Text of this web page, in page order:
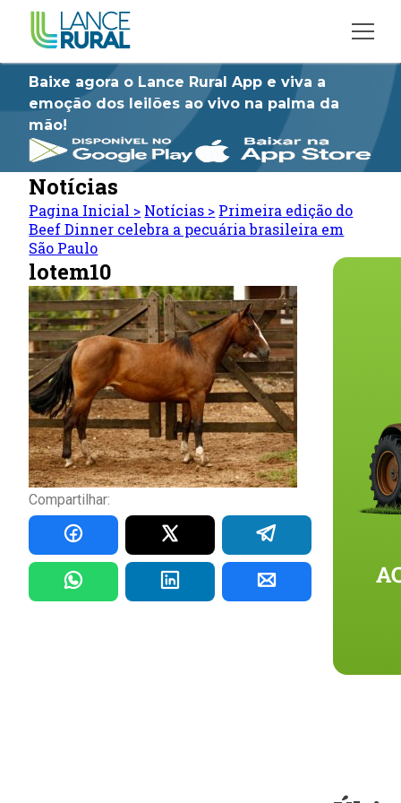
Baixe agora o Lance Rural App e viva a
emoção dos leilões ao vivo na palma da
mão!
Notícias
Pagina Inicial > Notícias > Primeira edição do
Beef Dinner celebra a pecuária brasileira em
São Paulo
lotem10
Compartilhar: